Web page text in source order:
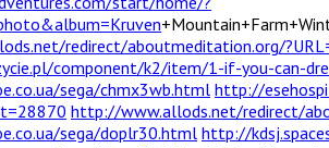
redirect/aboutmeditation.org/
component/k2/item/1-if-you-can-
sega/chmx3wb.html http://
http://www.allods.net/redirect/
sega/doplr30.html http://